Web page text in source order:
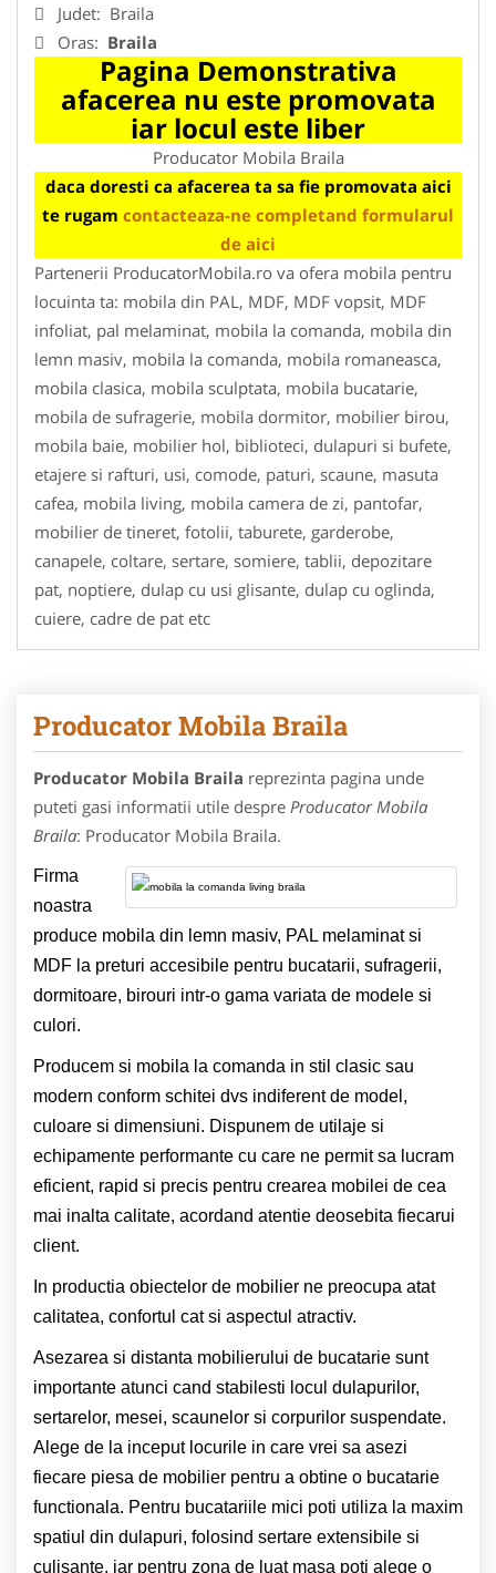
Judet: Braila
Oras: Braila
Pagina Demonstrativa
afacerea nu este promovata
iar locul este liber
Producator Mobila Braila
daca doresti ca afacerea ta sa fie promovata aici
te rugam contacteaza-ne completand formularul
de aici
Partenerii ProducatorMobila.ro va ofera mobila pentru
locuinta ta: mobila din PAL, MDF, MDF vopsit, MDF
infoliat, pal melaminat, mobila la comanda, mobila din
lemn masiv, mobila la comanda, mobila romaneasca,
mobila clasica, mobila sculptata, mobila bucatarie,
mobila de sufragerie, mobila dormitor, mobilier birou,
mobila baie, mobilier hol, biblioteci, dulapuri si bufete,
etajere si rafturi, usi, comode, paturi, scaune, masuta
cafea, mobila living, mobila camera de zi, pantofar,
mobilier de tineret, fotolii, taburete, garderobe,
canapele, coltare, sertare, somiere, tablii, depozitare
pat, noptiere, dulap cu usi glisante, dulap cu oglinda,
cuiere, cadre de pat etc
Producator Mobila Braila
Producator Mobila Braila reprezinta pagina unde
puteti gasi informatii utile despre Producator Mobila
Braila: Producator Mobila Braila.
Firma
noastra
produce mobila din lemn masiv, PAL melaminat si
MDF la preturi accesibile pentru bucatarii, sufragerii,
dormitoare, birouri intr-o gama variata de modele si
culori.
Producem si mobila la comanda in stil clasic sau
modern conform schitei dvs indiferent de model,
culoare si dimensiuni. Dispunem de utilaje si
echipamente performante cu care ne permit sa lucram
eficient, rapid si precis pentru crearea mobilei de cea
mai inalta calitate, acordand atentie deosebita fiecarui
client.
In productia obiectelor de mobilier ne preocupa atat
calitatea, confortul cat si aspectul atractiv.
Asezarea si distanta mobilierului de bucatarie sunt
importante atunci cand stabilesti locul dulapurilor,
sertarelor, mesei, scaunelor si corpurilor suspendate.
Alege de la inceput locurile in care vrei sa asezi
fiecare piesa de mobilier pentru a obtine o bucatarie
functionala. Pentru bucatariile mici poti utiliza la maxim
spatiul din dulapuri, folosind sertare extensibile si
culisante, iar pentru zona de luat masa poti alege o